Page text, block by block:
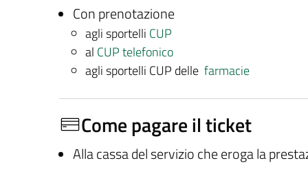
Con prenotazione
agli sportelli CUP
al CUP telefonico
agli sportelli CUP delle farmacie
Come pagare il ticket
Alla cassa del servizio che eroga la